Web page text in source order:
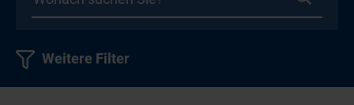
Weitere Filter